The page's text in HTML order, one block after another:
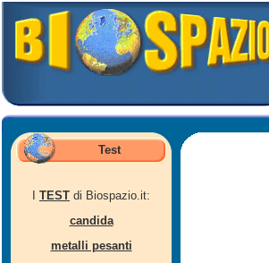
Test
TEST di Biospazio.it:
candida
metalli pesanti